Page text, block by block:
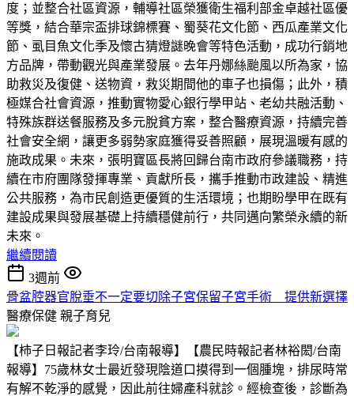
度；並整合社區資源，輔導社區榮獲衛生福利部金卓越社區優
等獎，結合華宗盃排球錦標賽、蜀葵花文化節、西瓜產業文化
節、虱目魚文化季及懷古猜燈謎晚會等特色活動，成功行銷地
方品牌，帶動觀光與產業發展。去年丹娜絲颱風以所為家，協
助救災及復健、送物資，救災期間他的車子也損傷；此外，積
極媒合社會資源，推動實物愛心銀行學甲站、老幼共融活動、
特殊族群送餐服務及多元脫貧方案，整合醫療資源，持續完善
社會安全網，讓更多弱勢家庭獲得妥善照顧，展現溫暖有感的
施政成果。未來，張明寶區長將回歸台南市政府參議職務，持
續在市府團隊發揮專業、貢獻所長，攜手推動市政建設、精進
公共服務，為市民創造更優質的生活環境；也期盼學甲在既有
建設成果與發展基礎上持續穩健前行，共同邁向繁榮永續的新
未來。
繼續閱讀
3週前
骨盆腔器官脫垂不一定要切除子宮保留子宮手術 提供新選擇
醫療保健 親子育兒
【柿子日報記者李玲/台南報導】【農民時報記者林裕閎/台南
報導】75歲林女士最近發現陰道口摸得到一個腫塊，排尿時常
有解不乾淨的感覺，因此前往婦產科就診。經檢查後，診斷為